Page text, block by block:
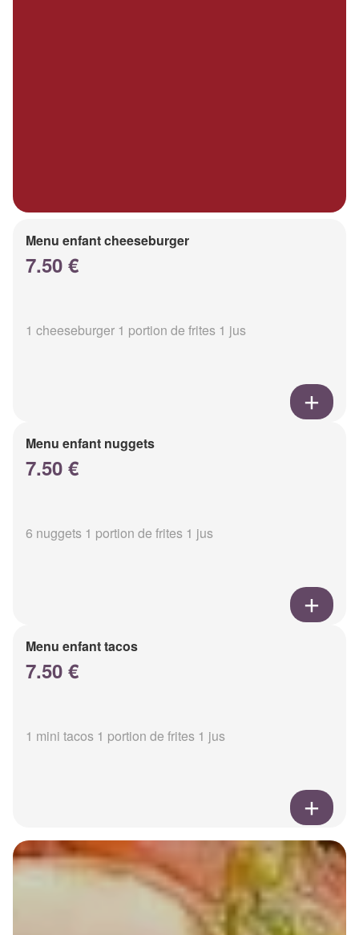
Menu enfant cheeseburger
7.50 €
1 cheeseburger 1 portion de frites 1 jus
Menu enfant nuggets
7.50 €
6 nuggets 1 portion de frites 1 jus
Menu enfant tacos
7.50 €
1 mini tacos 1 portion de frites 1 jus